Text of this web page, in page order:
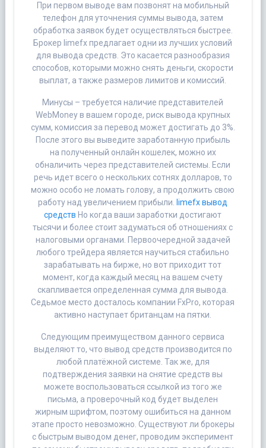
При первом выводе вам позвонят на мобильный
телефон для уточнения суммы вывода, затем
обработка заявок будет осуществляться быстрее.
Брокер limefx предлагает одни из лучших условий
для вывода средств. Это касается разнообразия
способов, которыми можно снять деньги, скорости
выплат, а также размеров лимитов и комиссий.
Минусы – требуется наличие представителей
WebMoney в вашем городе, риск вывода крупных
сумм, комиссия за перевод может достигать до 3%.
После этого вы выведите заработанную прибыль
на полученный онлайн кошелек, можно их
обналичить через представителей системы. Если
речь идет всего о нескольких сотнях долларов, то
можно особо не ломать голову, а продолжить свою
работу над увеличением прибыли.
limefx вывод
средств Но когда ваши заработки достигают
тысячи и более стоит задуматься об отношениях с
налоговыми органами. Первоочередной задачей
любого трейдера является научиться стабильно
зарабатывать на бирже, но вот приходит тот
момент, когда каждый месяц на вашем счету
скапливается определенная сумма для вывода.
Седьмое место досталось компании FxPro, которая
активно наступает британцам на пятки.
Следующим преимуществом данного сервиса
выделяют то, что вывод средств производится по
любой платёжной системе. Так же, для
подтверждения заявки на снятие средств вы
можете воспользоваться ссылкой из того же
письма, а проверочный код будет выделен
жирным шрифтом, поэтому ошибиться на данном
этапе просто невозможно. Существуют ли брокеры
с быстрым выводом денег, проводим эксперимент